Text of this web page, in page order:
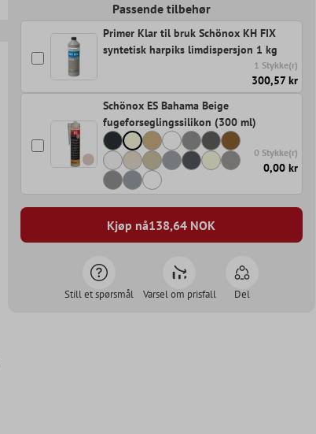
Passende tilbehør
Primer Klar til bruk Schönox KH FIX
syntetisk harpiks limdispersjon 1 kg
1 Stykke(r)
300,57 kr
Schönox ES Bahama Beige
fugeforseglingssilikon (300 ml)
0 Stykke(r)
0,00 kr
Kjøp nå138,64 NOK
Still et spørsmål Varsel om prisfall Del